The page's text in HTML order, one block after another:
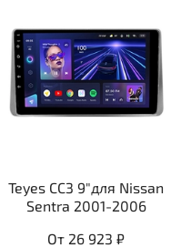
Teyes CC3 9"для Nissan
Sentra 2001-2006
От 26 923 ₽